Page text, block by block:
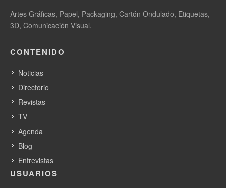
Artes Gráficas, Papel, Packaging, Cartón Ondulado, Etiquetas,
3D, Comunicación Visual.
CONTENIDO
Noticias
Directorio
Revistas
TV
Agenda
Blog
Entrevistas
USUARIOS